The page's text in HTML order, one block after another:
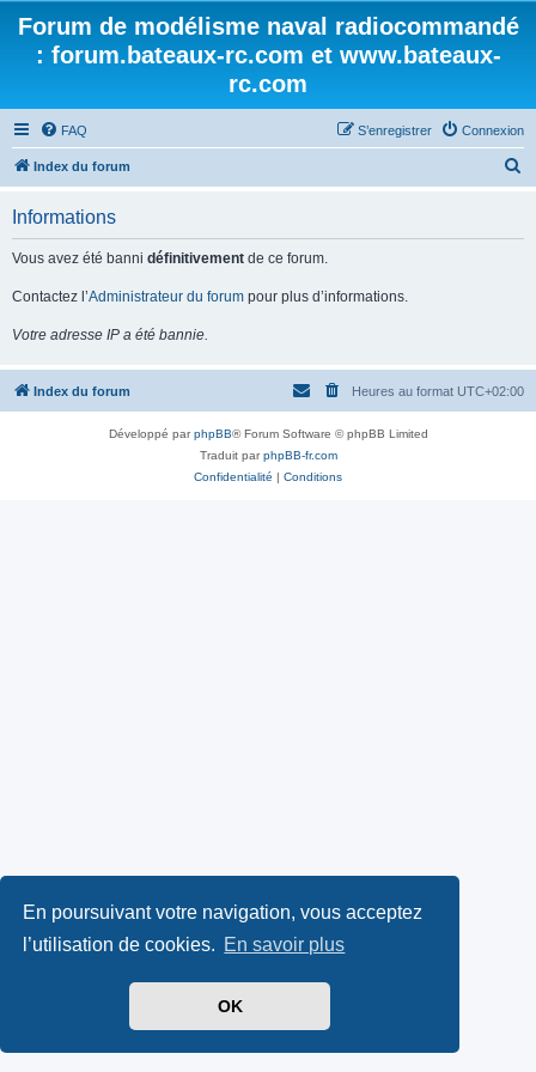
En poursuivant votre navigation, vous acceptez
l’utilisation de cookies. En savoir plus
OK
Forum de modélisme naval radiocommandé
: forum.bateaux-rc.com et www.bateaux-
rc.com
FAQ Connexion
S’enregistrer
Index du forum
e
Informations
Vous avez été banni définitivement de ce forum.
Contactez l’Administrateur du forum pour plus d’informations.
Votre adresse IP a été bannie.
Index du forum Heures au format UTC+02:00
Développé parphpBB® Forum Software © phpBB Limited
Traduit parphpBB-fr.com
Confidentialité | Conditions